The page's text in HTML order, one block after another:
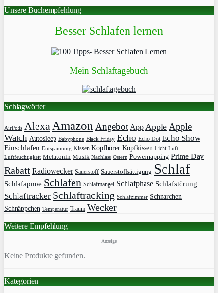
Unsere Buchempfehlung
Besser Schlafen lernen
Mein Schlaftagebuch
Schlagwörter
AirPods Alexa Amazon Angebot App Apple Apple
Watch Autosleep Babyphone Black Friday Echo Echo Dot Echo Show
Einschlafen Entspannung Kissen Kopfhörer Kopfkissen Licht Luft
Luftfeuchtigkeit Melatonin Musik Nachlass Ostern Powernapping Prime Day
Rabatt Radiowecker Sauerstoff Sauerstoffsättigung Schlaf
Schlafapnoe Schlafen Schlafmangel Schlafphase Schlafstörung
Schlaftracker Schlaftracking Schlafzimmer Schnarchen
Schnäppchen Temperatur Traum Wecker
Weitere Empfehlung
Anzeige
Keine Produkte gefunden.
Kategorien